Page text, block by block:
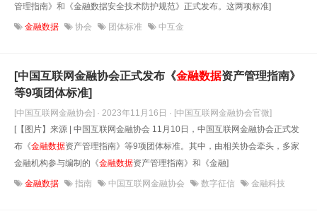
管理指南》和《金融数据安全技术防护规范》正式发布。这两项标准]
金融数据 协会 团体标准 中互金
[中国互联网金融协会正式发布《金融数据资产管理指南》
等9项团体标准]
[中国互联网金融协会] · 2023年11月16日 · [中国互联网金融协会官微]
[【图片】来源 | 中国互联网金融协会 11月10日，中国互联网金融协会正式发
布《金融数据资产管理指南》等9项团体标准。其中，由相关协会牵头，多家
金融机构参与编制的《金融数据资产管理指南》和《金融]
金融数据 指南 中国互联网金融协会 数字征信 金融科技